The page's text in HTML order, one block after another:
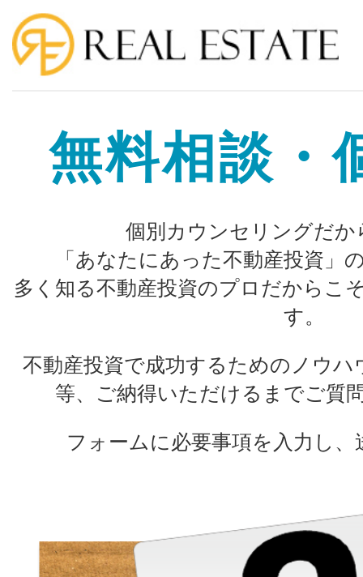
無料相談・
個別カウンセリングだか
「あなたにあった不動産投資」
多く知る不動産投資のプロだからこ
す。
不動産投資で成功するためのノウ
等、ご納得いただけるまでご質
フォームに必要事項を入力し